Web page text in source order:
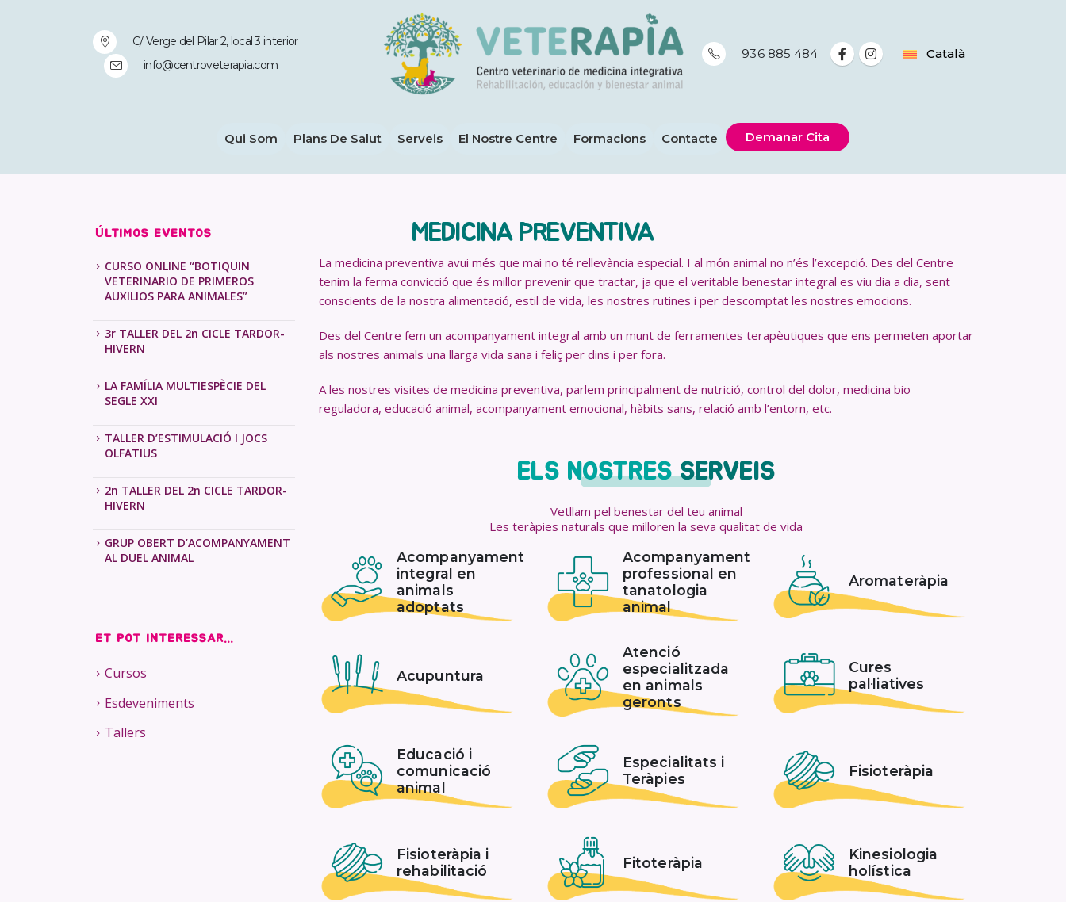
C/ Verge del Pilar 2, local 3 interior
info@centroveterapia.com
936 885 484 Català
Qui Som Plans De Salut Serveis El Nostre Centre Formacions Contacte Demanar Cita
MEDICINA PREVENTIVA
La medicina preventiva avui més que mai no té rellevància especial. I al món animal no n’és l’excepció. Des del Centre
tenim la ferma convicció que és millor prevenir que tractar, ja que el veritable benestar integral es viu dia a dia, sent
conscients de la nostra alimentació, estil de vida, les nostres rutines i per descomptat les nostres emocions.
Des del Centre fem un acompanyament integral amb un munt de ferramentes terapèutiques que ens permeten aportar
als nostres animals una llarga vida sana i feliç per dins i per fora.
A les nostres visites de medicina preventiva, parlem principalment de nutrició, control del dolor, medicina bio
reguladora, educació animal, acompanyament emocional, hàbits sans, relació amb l’entorn, etc.
ELS NOSTRESSERVEIS
Vetllam pel benestar del teu animal
Les teràpies naturals que milloren la seva qualitat de vida
Acompanyament
integral en
animals
adoptats
Acompanyament
professional en
tanatologia
animal
Aromateràpia
Acupuntura
Atenció
especialitzada
en animals
geronts
Cures
pal·liatives
Educació i
comunicació
animal
Especialitats i
Teràpies
Fisioteràpia
Fisioteràpia i
rehabilitació
Fitoteràpia
Kinesiologia
holística
ÚLTIMOS EVENTOS
CURSO ONLINE “BOTIQUIN
VETERINARIO DE PRIMEROS
AUXILIOS PARA ANIMALES”
3r TALLER DEL 2n CICLE TARDOR-
HIVERN
LA FAMÍLIA MULTIESPÈCIE DEL
SEGLE XXI
TALLER D’ESTIMULACIÓ I JOCS
OLFATIUS
2n TALLER DEL 2n CICLE TARDOR-
HIVERN
GRUP OBERT D’ACOMPANYAMENT
AL DUEL ANIMAL
ET POT INTERESSAR...
Cursos
Esdeveniments
Tallers